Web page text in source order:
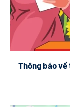
Thông báo về